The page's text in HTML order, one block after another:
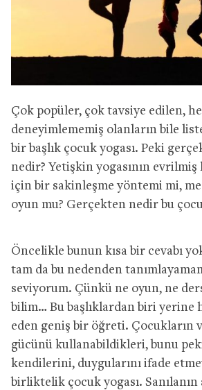
Çok popüler, çok tavsiye edilen,
deneyimlememiş olanların bile
bir başlık çocuk yogası. Peki
nedir? Yetişkin yogasının
için bir sakinleşme yöntemi mi,
oyun mu? Gerçekten nedir bu
Öncelikle bunun kısa bir cevabı
tam da bu nedenden
seviyorum. Çünkü ne oyun, ne
bilim… Bu başlıklardan biri yerine
eden geniş bir öğreti. Çocukların
gücünü kullanabildikleri, bunu
kendilerini, duygularını ifade
birliktelik çocuk yogası. Sanılanın